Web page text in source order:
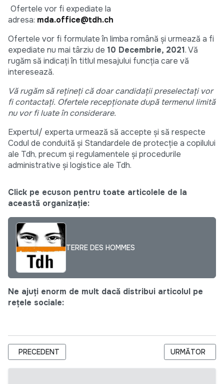
Ofertele vor fi expediate la
adresa: mda.office@tdh.ch
Ofertele vor fi formulate în limba română și urmează a fi
expediate nu mai târziu de 10 Decembrie, 2021. Vă
rugăm să indicați în titlul mesajului funcția care vă
interesează.
Vă rugăm să rețineți că doar candidații preselectați vor
fi contactați. Ofertele recepționate după termenul limită
nu vor fi luate în considerare.
Expertul/ experta urmează să accepte și să respecte
Codul de conduită și Standardele de protecție a copilului
ale Tdh, precum și regulamentele și procedurile
administrative și logistice ale Tdh.
Click pe ecuson pentru toate articolele de la
această organizație:
TERRE DES HOMMES
Ne ajuți enorm de mult dacă distribui articolul pe
rețele sociale:
ARTICOL PRECEDENT: SAFEGUARD GLOBAL IS HIRING A
PRECEDENT ARTICOLUL
URMĂTOR